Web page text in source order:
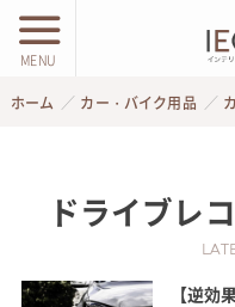
MENU
ホーム カー・バイク用品
ドライブレ
【逆